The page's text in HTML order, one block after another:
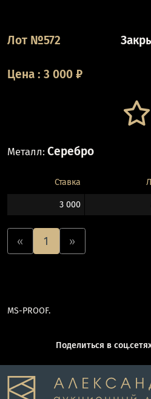
Лот №572
Цена : 3 000 ₽
Металл: Серебро
Ставка
3 000
« 1 »
MS-PROOF.
Поделиться в